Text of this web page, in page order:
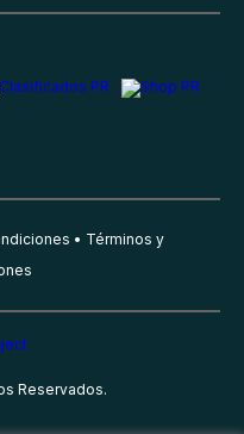
Términos y
Reservados.